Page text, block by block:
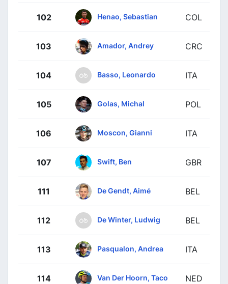
102 Henao, Sebastian COL
103 Amador, Andrey CRC
104 Basso, Leonardo ITA
105 Golas, Michal POL
106 Moscon, Gianni ITA
107 Swift, Ben GBR
111 De Gendt, Aimé BEL
112 De Winter, Ludwig BEL
113 Pasqualon, Andrea ITA
114 Van Der Hoorn, Taco NED